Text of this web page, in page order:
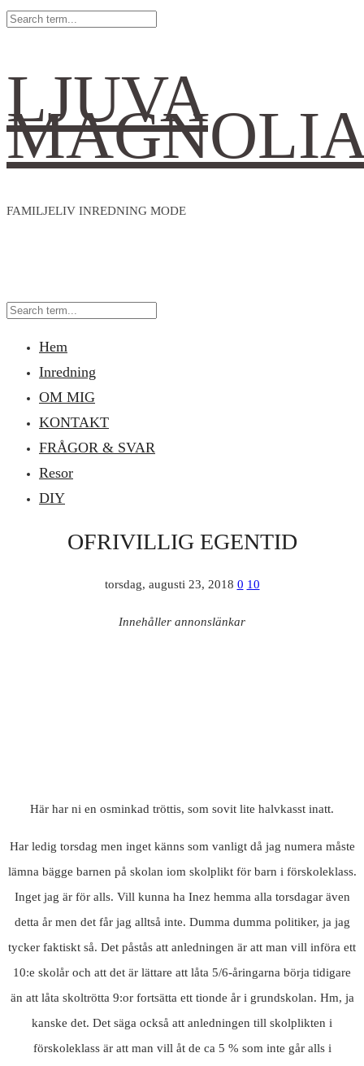
LJUVA
FAMILJELIV INREDNING MODE
Hem
Inredning
OM MIG
KONTAKT
FRÅGOR & SVAR
Resor
DIY
OFRIVILLIG EGENTID
torsdag, augusti 23, 2018 0 10
Innehåller annonslänkar
Här har ni en osminkad tröttis, som sovit lite halvkasst inatt.
Har ledig torsdag men inget känns som vanligt då jag numera måste
lämna bägge barnen på skolan iom skolplikt för barn i förskoleklass.
Inget jag är för alls. Vill kunna ha Inez hemma alla torsdagar även
detta år men det får jag alltså inte. Dumma dumma politiker, ja jag
tycker faktiskt så. Det påstås att anledningen är att man vill införa ett
10:e skolår och att det är lättare att låta 5/6-åringarna börja tidigare
än att låta skoltrötta 9:or fortsätta ett tionde år i grundskolan. Hm, ja
kanske det. Det säga också att anledningen till skolplikten i
förskoleklass är att man vill åt de ca 5 % som inte går alls i